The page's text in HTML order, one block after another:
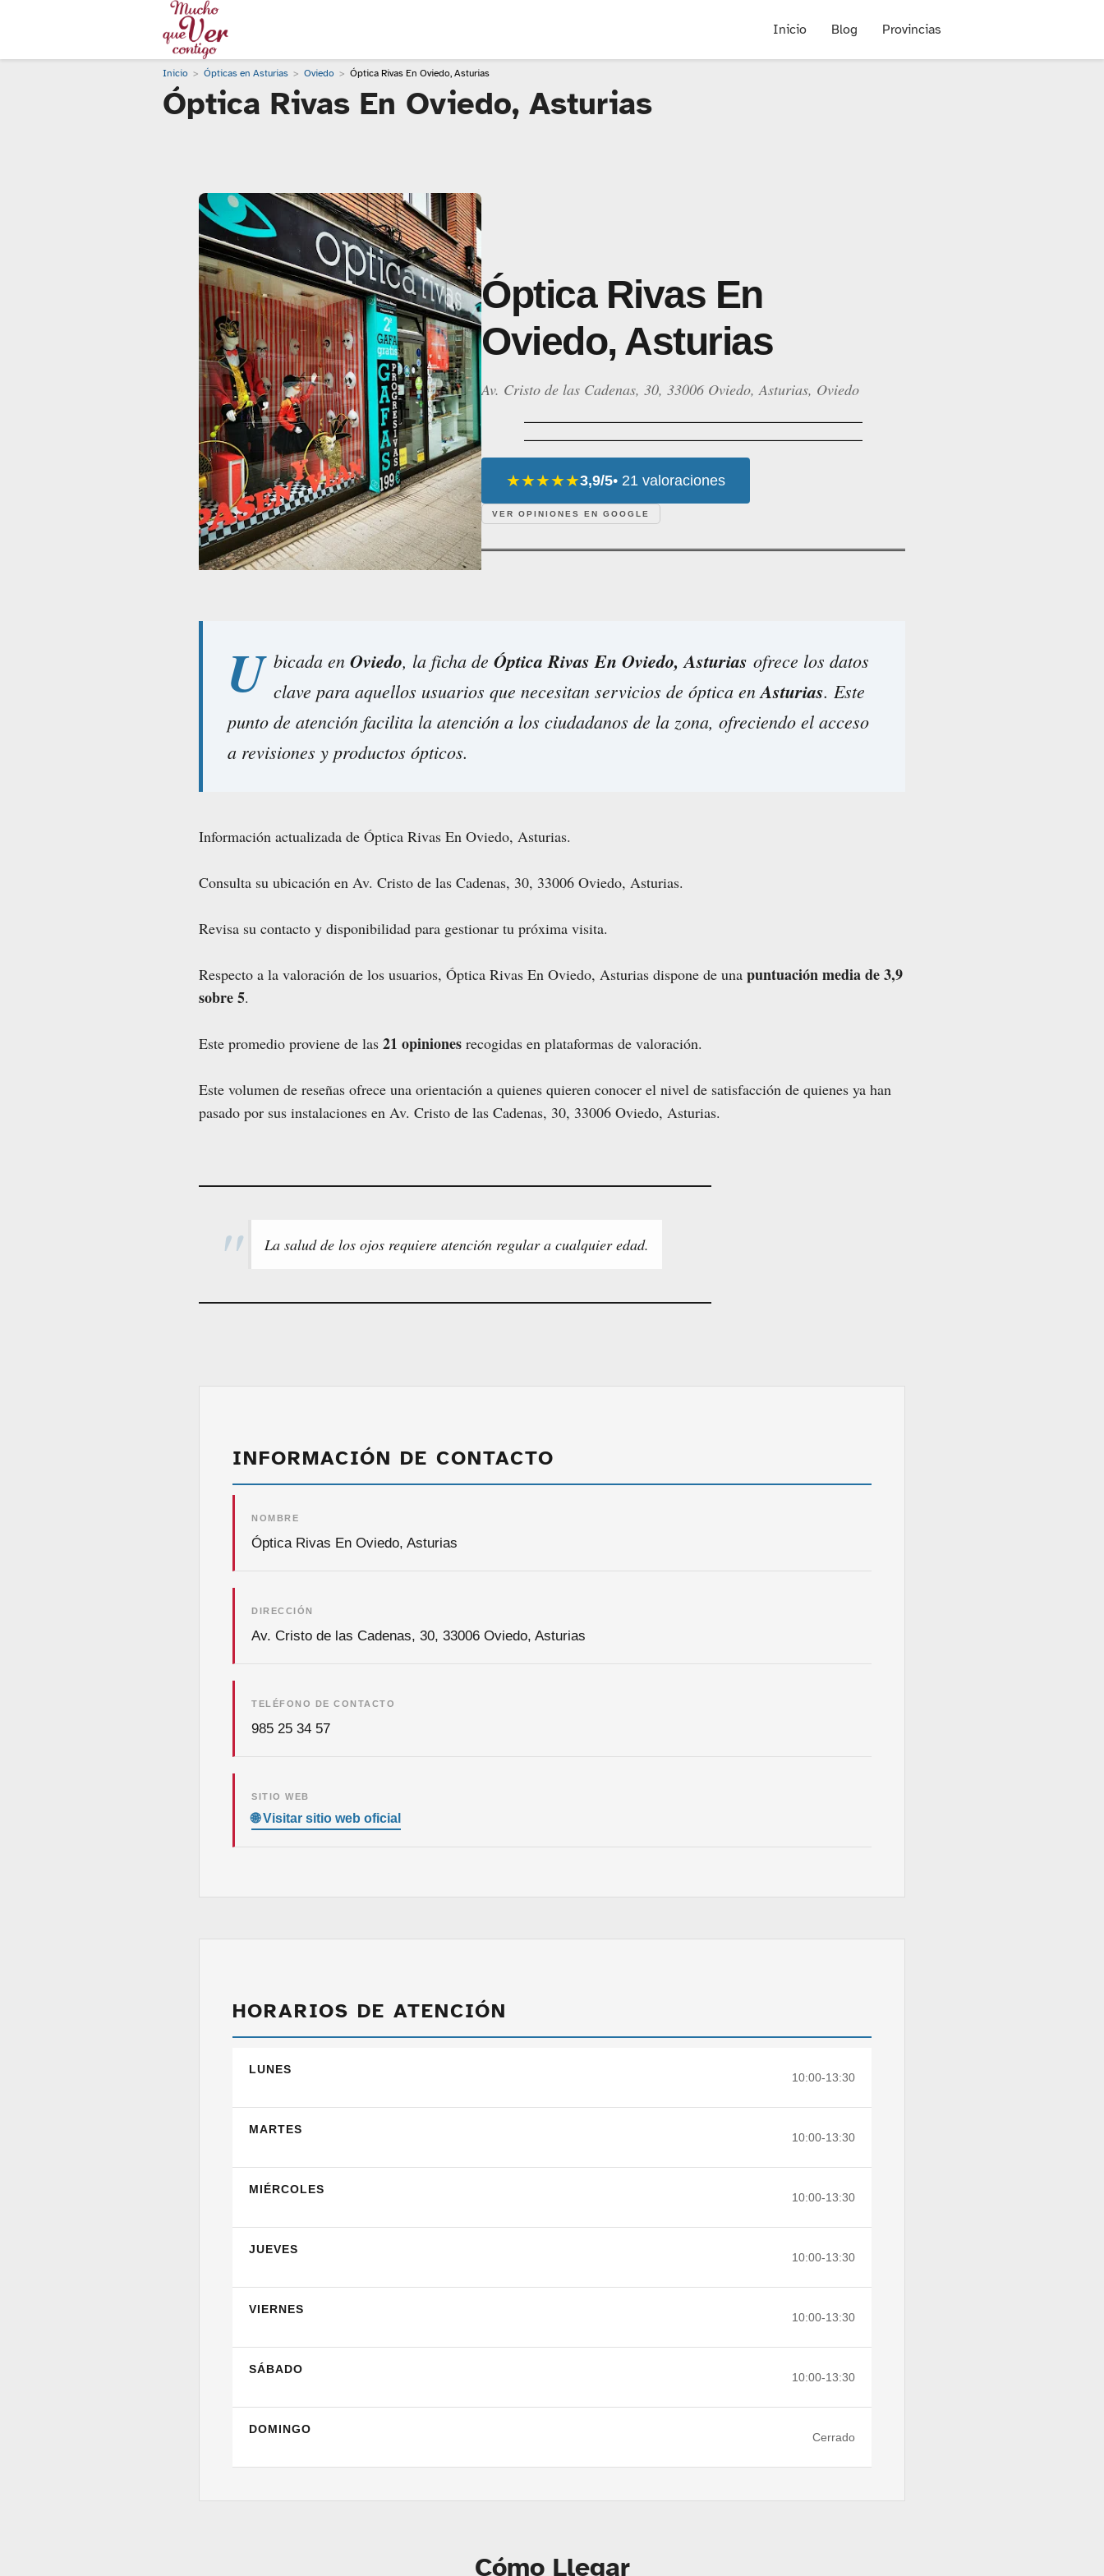
Inicio Blog Provincias
Inicio Ópticas en Asturias Oviedo Óptica Rivas En Oviedo, Asturias
Óptica Rivas En Oviedo, Asturias
Óptica Rivas En
Oviedo, Asturias
Av. Cristo de las Cadenas, 30, 33006 Oviedo, Asturias, Oviedo
★★★★★3,9/5• 21 valoraciones
VER OPINIONES EN GOOGLE
U bicada en Oviedo, la ficha de Óptica Rivas En Oviedo, Asturias ofrece los datos
clave para aquellos usuarios que necesitan servicios de óptica enAsturias. Este
punto de atención facilita la atención a los ciudadanos de la zona, ofreciendo el acceso
a revisiones y productos ópticos.
Información actualizada de Óptica Rivas En Oviedo, Asturias.
Consulta su ubicación en Av. Cristo de las Cadenas, 30, 33006 Oviedo, Asturias.
Revisa su contacto y disponibilidad para gestionar tu próxima visita.
Respecto a la valoración de los usuarios, Óptica Rivas En Oviedo, Asturias dispone de una puntuación media de 3,9
sobre 5.
Este promedio proviene de las 21 opiniones recogidas en plataformas de valoración.
Este volumen de reseñas ofrece una orientación a quienes quieren conocer el nivel de satisfacción de quienes ya han
pasado por sus instalaciones en Av. Cristo de las Cadenas, 30, 33006 Oviedo, Asturias.
La salud de los ojos requiere atención regular a cualquier edad.
INFORMACIÓN DE CONTACTO
NOMBRE
Óptica Rivas En Oviedo, Asturias
DIRECCIÓN
Av. Cristo de las Cadenas, 30, 33006 Oviedo, Asturias
TELÉFONO DE CONTACTO
985 25 34 57
SITIO WEB
HORARIOS DE ATENCIÓN
LUNES
10:00-13:30
MARTES
10:00-13:30
MIÉRCOLES
10:00-13:30
JUEVES
10:00-13:30
VIERNES
10:00-13:30
SÁBADO
10:00-13:30
DOMINGO
Cerrado
Cómo Llegar